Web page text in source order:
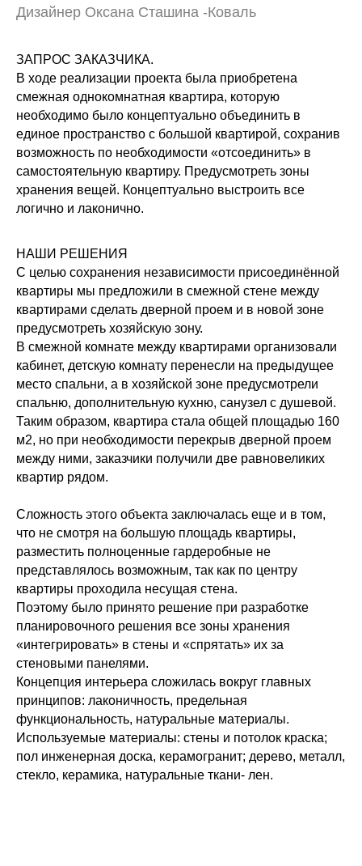
Дизайнер Оксана Сташина -Коваль
ЗАПРОС ЗАКАЗЧИКА.
В ходе реализации проекта была приобретена
смежная однокомнатная квартира, которую
необходимо было концептуально объединить в
единое пространство с большой квартирой, сохранив
возможность по необходимости «отсоединить» в
самостоятельную квартиру. Предусмотреть зоны
хранения вещей. Концептуально выстроить все
логично и лаконично.
НАШИ РЕШЕНИЯ
С целью сохранения независимости присоединённой
квартиры мы предложили в смежной стене между
квартирами сделать дверной проем и в новой зоне
предусмотреть хозяйскую зону.
В смежной комнате между квартирами организовали
кабинет, детскую комнату перенесли на предыдущее
место спальни, а в хозяйской зоне предусмотрели
спальню, дополнительную кухню, санузел с душевой.
Таким образом, квартира стала общей площадью 160
м2, но при необходимости перекрыв дверной проем
между ними, заказчики получили две равновеликих
квартир рядом.
Сложность этого объекта заключалась еще и в том,
что не смотря на большую площадь квартиры,
разместить полноценные гардеробные не
представлялось возможным, так как по центру
квартиры проходила несущая стена.
Поэтому было принято решение при разработке
планировочного решения все зоны хранения
«интегрировать» в стены и «спрятать» их за
стеновыми панелями.
Концепция интерьера сложилась вокруг главных
принципов: лаконичность, предельная
функциональность, натуральные материалы.
Используемые материалы: стены и потолок краска;
пол инженерная доска, керамогранит; дерево, металл,
стекло, керамика, натуральные ткани- лен.